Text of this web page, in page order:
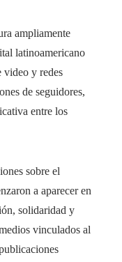
ampliamente
latinoamericano
video y redes
de seguidores,
entre los
sobre el
a aparecer en
solidaridad y
vinculados al